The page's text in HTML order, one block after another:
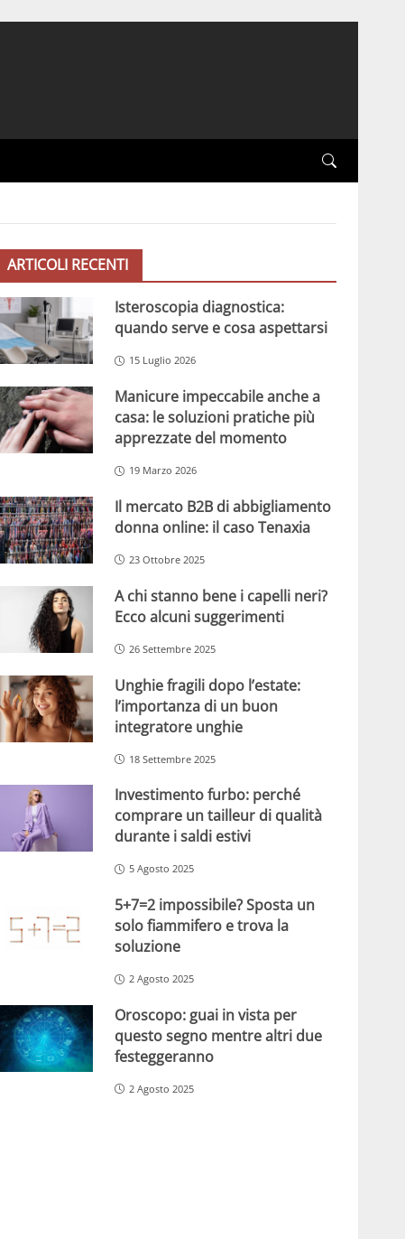
ARTICOLI RECENTI
Isteroscopia diagnostica:
quando serve e cosa aspettarsi
15 Luglio 2026
Manicure impeccabile anche a
casa: le soluzioni pratiche più
apprezzate del momento
19 Marzo 2026
Il mercato B2B di abbigliamento
donna online: il caso Tenaxia
23 Ottobre 2025
A chi stanno bene i capelli neri?
Ecco alcuni suggerimenti
26 Settembre 2025
Unghie fragili dopo l’estate:
l’importanza di un buon
integratore unghie
18 Settembre 2025
Investimento furbo: perché
comprare un tailleur di qualità
durante i saldi estivi
5 Agosto 2025
5+7=2 impossibile? Sposta un
solo fiammifero e trova la
soluzione
2 Agosto 2025
Oroscopo: guai in vista per
questo segno mentre altri due
festeggeranno
2 Agosto 2025